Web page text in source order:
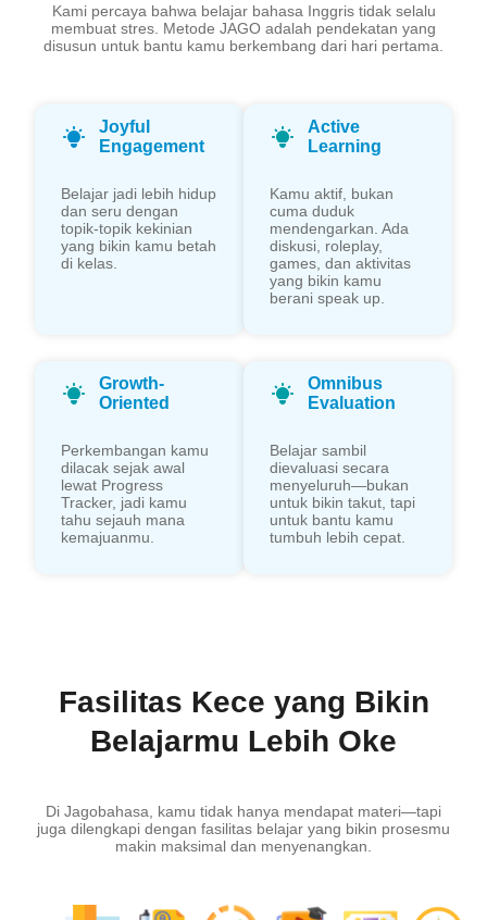
Kami percaya bahwa belajar bahasa Inggris tidak selalu
membuat stres. Metode JAGO adalah pendekatan yang
disusun untuk bantu kamu berkembang dari hari pertama.
Joyful
Engagement
Belajar jadi lebih hidup
dan seru dengan
topik-topik kekinian
yang bikin kamu betah
di kelas.
Active
Learning
Kamu aktif, bukan
cuma duduk
mendengarkan. Ada
diskusi, roleplay,
games, dan aktivitas
yang bikin kamu
berani speak up.
Growth-
Oriented
Perkembangan kamu
dilacak sejak awal
lewat Progress
Tracker, jadi kamu
tahu sejauh mana
kemajuanmu.
Omnibus
Evaluation
Belajar sambil
dievaluasi secara
menyeluruh—bukan
untuk bikin takut, tapi
untuk bantu kamu
tumbuh lebih cepat.
Fasilitas Kece yang Bikin
Belajarmu Lebih Oke
Di Jagobahasa, kamu tidak hanya mendapat materi—tapi
juga dilengkapi dengan fasilitas belajar yang bikin prosesmu
makin maksimal dan menyenangkan.